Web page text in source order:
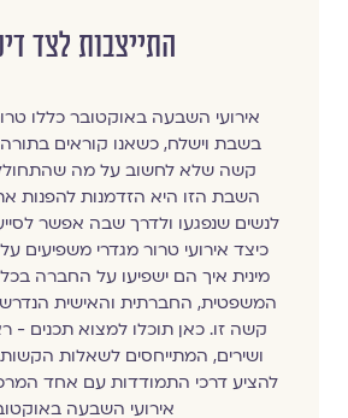
התייצבות לצד
אירועי השבעה באוקטובר כללו
בשבת וישלח, כשאנו קוראים בתורה
קשה שלא לחשוב על מה
השבת הזו היא הזדמנות להפנות
לנשים שנפגעו ולדרך שבה אפשר
כיצד אירועי טרור מגדרי משפיעים
מינית איך הם ישפיעו על החברה
המשפטית, החברתית והאישית
קשה זו. כאן תוכלו למצוא תכנים -
ושירים, המתייחסים לשאלות
להציע דרכי התמודדות עם אחד
אירועי השבעה